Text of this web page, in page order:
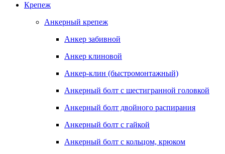
Крепеж
Анкерный крепеж
Анкер забивной
Анкер клиновой
Анкер-клин (быстромонтажный)
Анкерный болт с шестигранной головкой
Анкерный болт двойного распирания
Анкерный болт с гайкой
Анкерный болт с кольцом, крюком